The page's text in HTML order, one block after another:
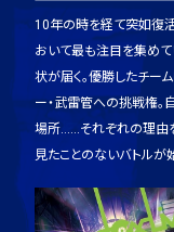
10年の時を経て突如復
おいて最も注目を集め
状が届く。優勝したチー
ー・武雷管への挑戦権。
場所……それぞれの理由
見たことのないバトル